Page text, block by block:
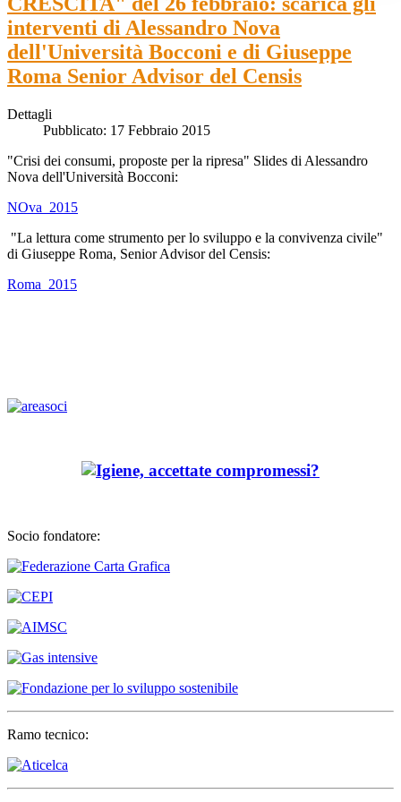
interventi di Alessandro Nova
dell'Università Bocconi e di Giuseppe
Roma Senior Advisor del Censis
Dettagli
Pubblicato: 17 Febbraio 2015
"Crisi dei consumi, proposte per la ripresa" Slides di Alessandro
Nova dell'Università Bocconi:
NOva_2015
"La lettura come strumento per lo sviluppo e la convivenza civile"
di Giuseppe Roma, Senior Advisor del Censis:
Roma_2015
Socio fondatore:
Ramo tecnico: